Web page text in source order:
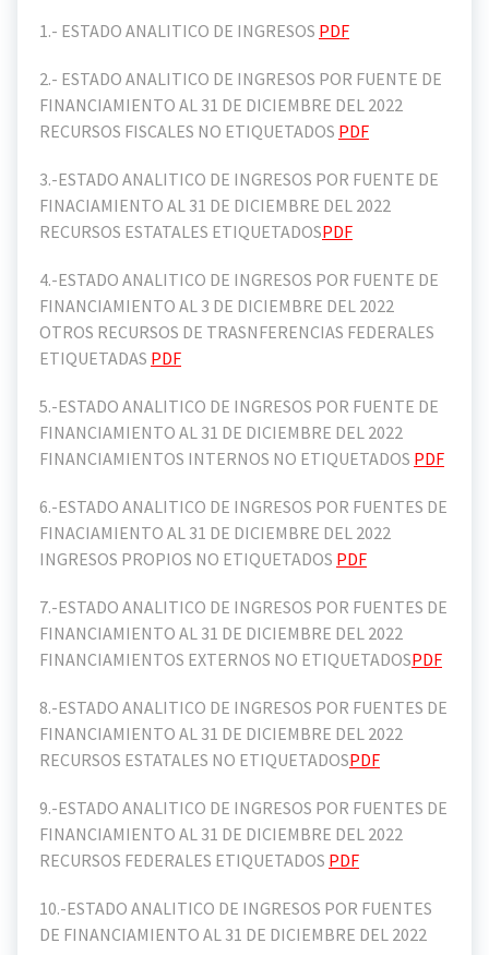
1.- ESTADO ANALITICO DE INGRESOS PDF
2.- ESTADO ANALITICO DE INGRESOS POR FUENTE DE
FINANCIAMIENTO AL 31 DE DICIEMBRE DEL 2022
RECURSOS FISCALES NO ETIQUETADOS PDF
3.-ESTADO ANALITICO DE INGRESOS POR FUENTE DE
FINACIAMIENTO AL 31 DE DICIEMBRE DEL 2022
RECURSOS ESTATALES ETIQUETADOSPDF
4.-ESTADO ANALITICO DE INGRESOS POR FUENTE DE
FINANCIAMIENTO AL 3 DE DICIEMBRE DEL 2022
OTROS RECURSOS DE TRASNFERENCIAS FEDERALES
ETIQUETADAS PDF
5.-ESTADO ANALITICO DE INGRESOS POR FUENTE DE
FINANCIAMIENTO AL 31 DE DICIEMBRE DEL 2022
FINANCIAMIENTOS INTERNOS NO ETIQUETADOS PDF
6.-ESTADO ANALITICO DE INGRESOS POR FUENTES DE
FINACIAMIENTO AL 31 DE DICIEMBRE DEL 2022
INGRESOS PROPIOS NO ETIQUETADOS PDF
7.-ESTADO ANALITICO DE INGRESOS POR FUENTES DE
FINANCIAMIENTO AL 31 DE DICIEMBRE DEL 2022
FINANCIAMIENTOS EXTERNOS NO ETIQUETADOSPDF
8.-ESTADO ANALITICO DE INGRESOS POR FUENTES DE
FINANCIAMIENTO AL 31 DE DICIEMBRE DEL 2022
RECURSOS ESTATALES NO ETIQUETADOSPDF
9.-ESTADO ANALITICO DE INGRESOS POR FUENTES DE
FINANCIAMIENTO AL 31 DE DICIEMBRE DEL 2022
RECURSOS FEDERALES ETIQUETADOS PDF
10.-ESTADO ANALITICO DE INGRESOS POR FUENTES
DE FINANCIAMIENTO AL 31 DE DICIEMBRE DEL 2022